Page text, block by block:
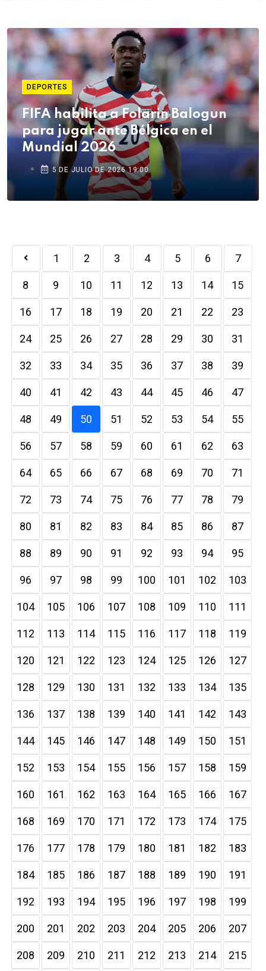
DEPORTES
FIFA habilita a Folarin Balogun
para jugar ante Bélgica en el
Mundial 2026
5 DE JULIO DE 2026 19:00
1 2 3 4 5 6 7
8 9 10 11 12 13 14 15
16 17 18 19 20 21 22 23
24 25 26 27 28 29 30 31
32 33 34 35 36 37 38 39
40 41 42 43 44 45 46 47
48 49 50 51 52 53 54 55
56 57 58 59 60 61 62 63
64 65 66 67 68 69 70 71
72 73 74 75 76 77 78 79
80 81 82 83 84 85 86 87
88 89 90 91 92 93 94 95
96 97 98 99 100 101 102 103
104 105 106 107 108 109 110 111
112 113 114 115 116 117 118 119
120 121 122 123 124 125 126 127
128 129 130 131 132 133 134 135
136 137 138 139 140 141 142 143
144 145 146 147 148 149 150 151
152 153 154 155 156 157 158 159
160 161 162 163 164 165 166 167
168 169 170 171 172 173 174 175
176 177 178 179 180 181 182 183
184 185 186 187 188 189 190 191
192 193 194 195 196 197 198 199
200 201 202 203 204 205 206 207
208 209 210 211 212 213 214 215